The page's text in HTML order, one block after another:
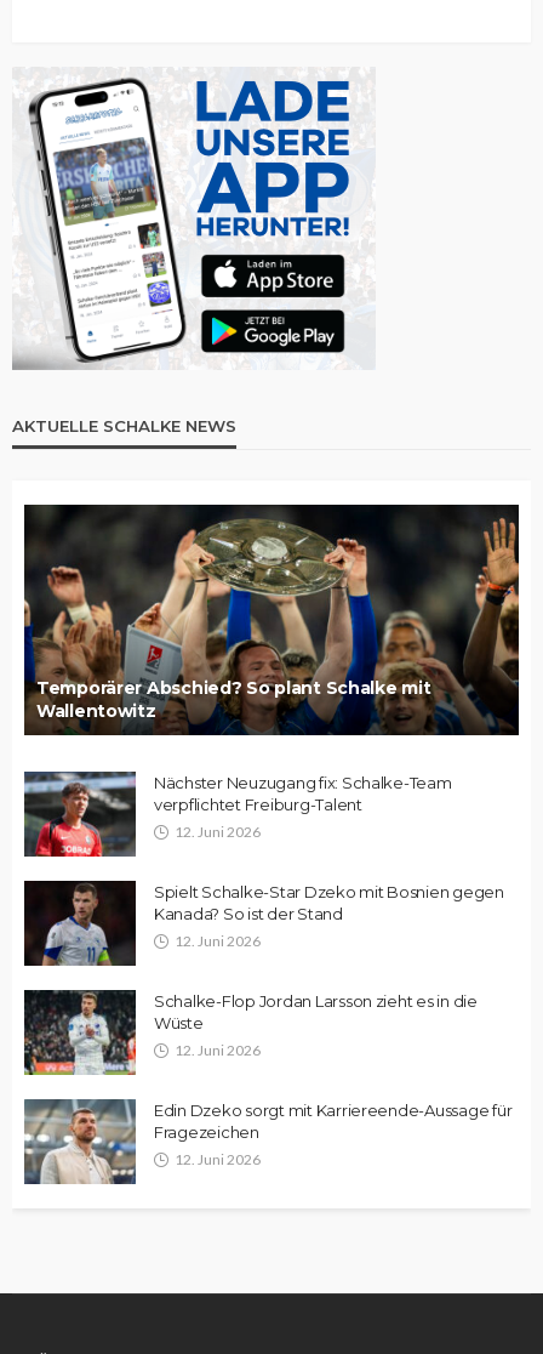
AKTUELLE SCHALKE NEWS
Temporärer Abschied? So plant Schalke mit
Wallentowitz
Nächster Neuzugang fix: Schalke-Team
verpflichtet Freiburg-Talent
12. Juni 2026
Spielt Schalke-Star Dzeko mit Bosnien gegen
Kanada? So ist der Stand
12. Juni 2026
Schalke-Flop Jordan Larsson zieht es in die
Wüste
12. Juni 2026
Edin Dzeko sorgt mit Karriereende-Aussage für
Fragezeichen
12. Juni 2026